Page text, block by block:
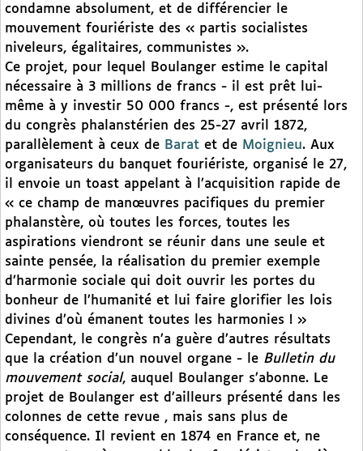
condamne absolument, et de différencier le
mouvement fouriériste des « partis socialistes
niveleurs, égalitaires, communistes ».
Ce projet, pour lequel Boulanger estime le capital
nécessaire à 3 millions de francs - il est prêt lui-
même à y investir 50 000 francs -, est présenté lors
du congrès phalanstérien des 25-27 avril 1872,
parallèlement à ceux de Barat et de Moignieu. Aux
organisateurs du banquet fouriériste, organisé le 27,
il envoie un toast appelant à l’acquisition rapide de
« ce champ de manœuvres pacifiques du premier
phalanstère, où toutes les forces, toutes les
aspirations viendront se réunir dans une seule et
sainte pensée, la réalisation du premier exemple
d’harmonie sociale qui doit ouvrir les portes du
bonheur de l’humanité et lui faire glorifier les lois
divines d’où émanent toutes les harmonies ! »
Cependant, le congrès n’a guère d’autres résultats
que la création d’un nouvel organe - le Bulletin du
mouvement social, auquel Boulanger s’abonne. Le
projet de Boulanger est d’ailleurs présenté dans les
colonnes de cette revue , mais sans plus de
conséquence. Il revient en 1874 en France et, ne